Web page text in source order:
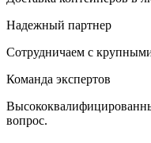
Надежный партнер
Сотрудничаем с
Команда экспертов
вопрос.